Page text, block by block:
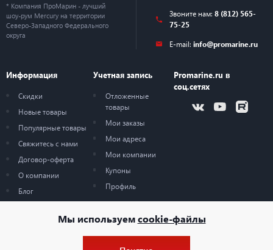
Мы используемcookie-файлы
* Компания ПроМарин - лучший
шоу-рум Mercury на территории
Северо-Западного Федерального
округа
Звоните нам: 8 (812) 565-
75-25
E-mail: info@promarine.ru
Информация
Скидки
Новые товары
Популярные товары
Свяжитесь с нами
Договор-оферта
О компании
Блог
Учетная запись
Отложенные
товары
Мои заказы
Мои адреса
Мои компании
Купоны
Профиль
Promarine.ru в
соц.сетях